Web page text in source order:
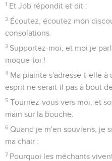
1 Et Job répondit et dit :
2 Écoutez, écoutez mon
consolations.
3 Supportez-moi, et moi je
moque-toi !
4 Ma plainte s'adresse-t-elle à
esprit ne serait-il pas à bout
5 Tournez-vous vers moi, et
main sur la bouche.
6 Quand je m'en souviens, je
ma chair :
7 Pourquoi les méchants